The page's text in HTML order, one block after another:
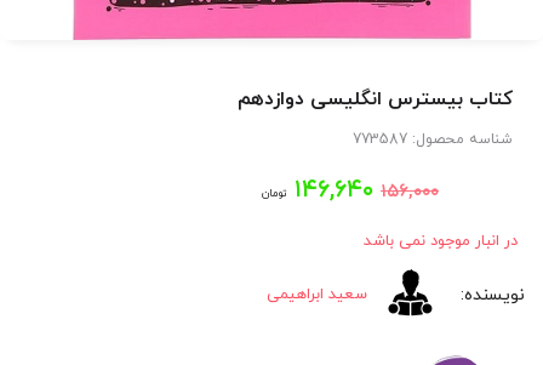
کتاب بیسترس انگلیسی دوازدهم
شناسه محصول: 773587
۱۵۶,۰۰۰ قیمت
اصلی:
۱۵۶,۰۰۰
۱۴۶,۶۴۰ تومانقیمت
در انبار موجود نمی باشد
سعید ابراهیمی